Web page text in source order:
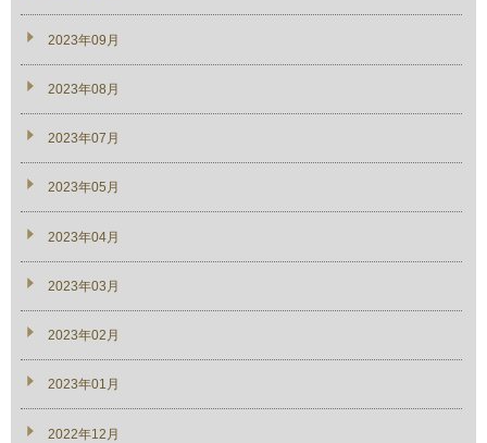
2023年09月
2023年08月
2023年07月
2023年05月
2023年04月
2023年03月
2023年02月
2023年01月
2022年12月